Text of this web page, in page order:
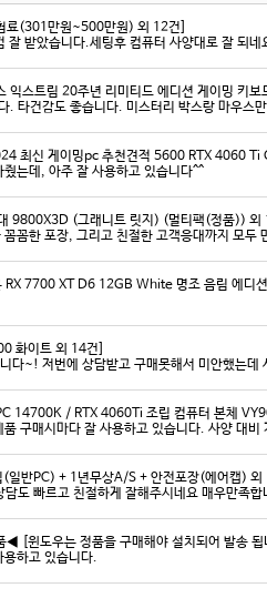
료(301만원~500만원) 외 12건]
잘 받았습니다.세팅후 컴퓨터 사양대로 잘 되
익스트림 20주년 리미티드 에디션 게이밍 키
. 타건감도 좋습니다. 미스터리 박스랑 마우스
최신 게이밍pc 추천견적 5600 RTX 4060
는데, 아주 잘 사용하고 있습니다^^
9800X3D (그래니트 릿지) (멀티팩(정품)) 외
RX 7700 XT D6 12GB White 명조 음림 에디
화이트 외 14건]
다~! 저번에 상담받고 구매못해서 미안했는
14700K / RTX 4060Ti 조립 컴퓨터 본체
(일반PC) + 1년무상A/S + 안전포장(에어캡)
담도 빠르고 친절하게 잘해주시네요 매우만족
◀ [윈도우는 정품을 구매해야 설치되어 발송
용하고 있습니다.